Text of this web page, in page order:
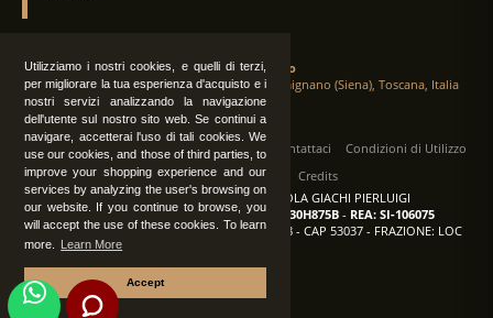
Utilizziamo i nostri cookies, e quelli di terzi,
per migliorare la tua esperienza d'acquisto e i
nostri servizi analizzando la navigazione
dell'utente sul nostro sito web. Se continui a
navigare, accetterai l'uso di tali cookies. We
use our cookies, and those of third parties, to
improve your shopping experience and our
services by analyzing the user's browsing on
our website. If you continue to browse, you
will accept the use of these cookies. To learn
more.
Learn More
Accept
Tenuta Torciano
Via Crocetta 16, Loc. Ulignano 53037 San Gimignano (Siena), Toscana, Italia
Tutti i diritti sono riservati | Operatori Contattaci
Condizioni di Utilizzo
Privacy
Albo Fornitori
Credits
TENUTA TORCIANO AZIENDA AGRICOLA GIACHI PIERLUIGI
P.IVA: IT00375840527 -C.F.: GCHPLG62C30H875B- REA: SI-106075
Sede: SAN GIMIGNANO (SI) - VIA CROCETTA 18 - CAP 53037 - FRAZIONE: LOC